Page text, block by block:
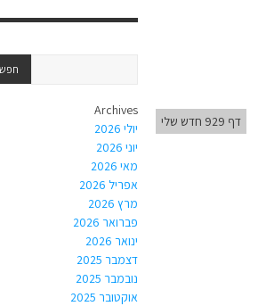
דף 929 חדש שלי
Archives
יולי 2026
יוני 2026
מאי 2026
אפריל 2026
מרץ 2026
פברואר 2026
ינואר 2026
דצמבר 2025
נובמבר 2025
אוקטובר 2025